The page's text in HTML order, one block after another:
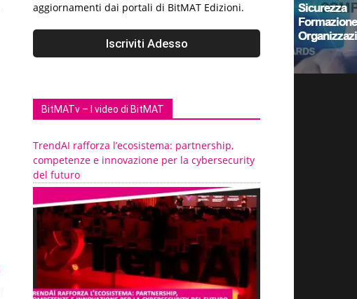
aggiornamenti dai portali di BitMAT Edizioni.
BitMATv – I video di BitMAT
TrendAI rafforza l’ecosistema: partnership,
competenze e innovazione per la cybersecurity
del futuro